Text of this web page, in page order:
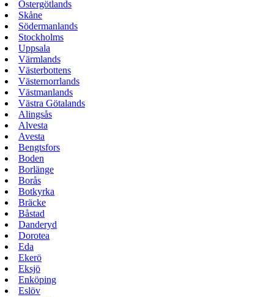
Östergötlands
Skåne
Södermanlands
Stockholms
Uppsala
Värmlands
Västerbottens
Västernorrlands
Västmanlands
Västra Götalands
Alingsås
Alvesta
Avesta
Bengtsfors
Boden
Borlänge
Borås
Botkyrka
Bräcke
Båstad
Danderyd
Dorotea
Eda
Ekerö
Eksjö
Enköping
Eslöv